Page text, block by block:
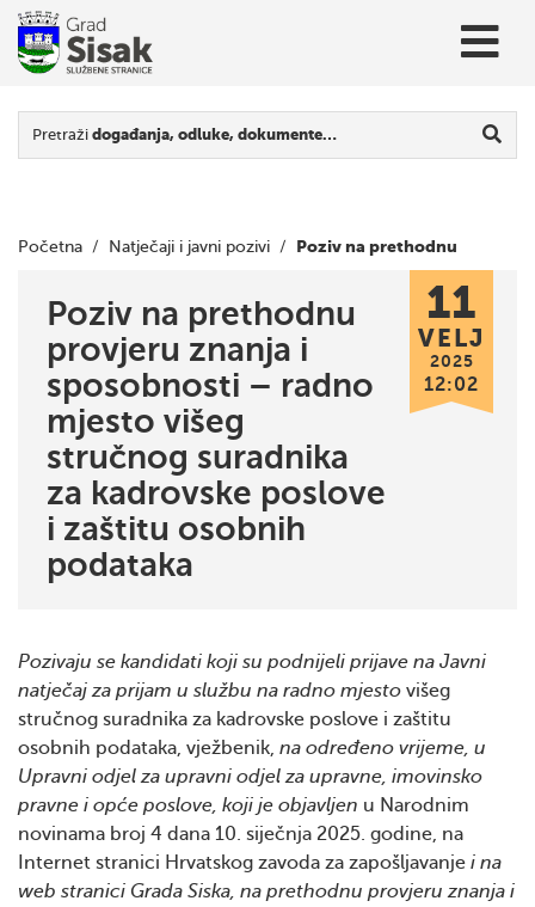
Pretraži događanja, odluke, dokumente…
Početna / Natječaji i javni pozivi / Poziv na prethodnu
provjeru znanja i sposobnosti – radno mjesto višeg stručnog
suradnika za kadrovske poslove i zaštitu osobnih podataka
Poziv na prethodnu
provjeru znanja i
sposobnosti – radno
mjesto višeg
stručnog suradnika
za kadrovske poslove
i zaštitu osobnih
podataka
11
VELJ
2025
12:02
Pozivaju se kandidati koji su podnijeli prijave na Javni
natječaj za prijam u službu na radno mjesto višeg
stručnog suradnika za kadrovske poslove i zaštitu
osobnih podataka, vježbenik, na određeno vrijeme, u
Upravni odjel za upravni odjel za upravne, imovinsko
pravne i opće poslove, koji je objavljen u Narodnim
novinama broj 4 dana 10. siječnja 2025. godine, na
Internet stranici Hrvatskog zavoda za zapošljavanje i na
web stranici Grada Siska, na prethodnu provjeru znanja i